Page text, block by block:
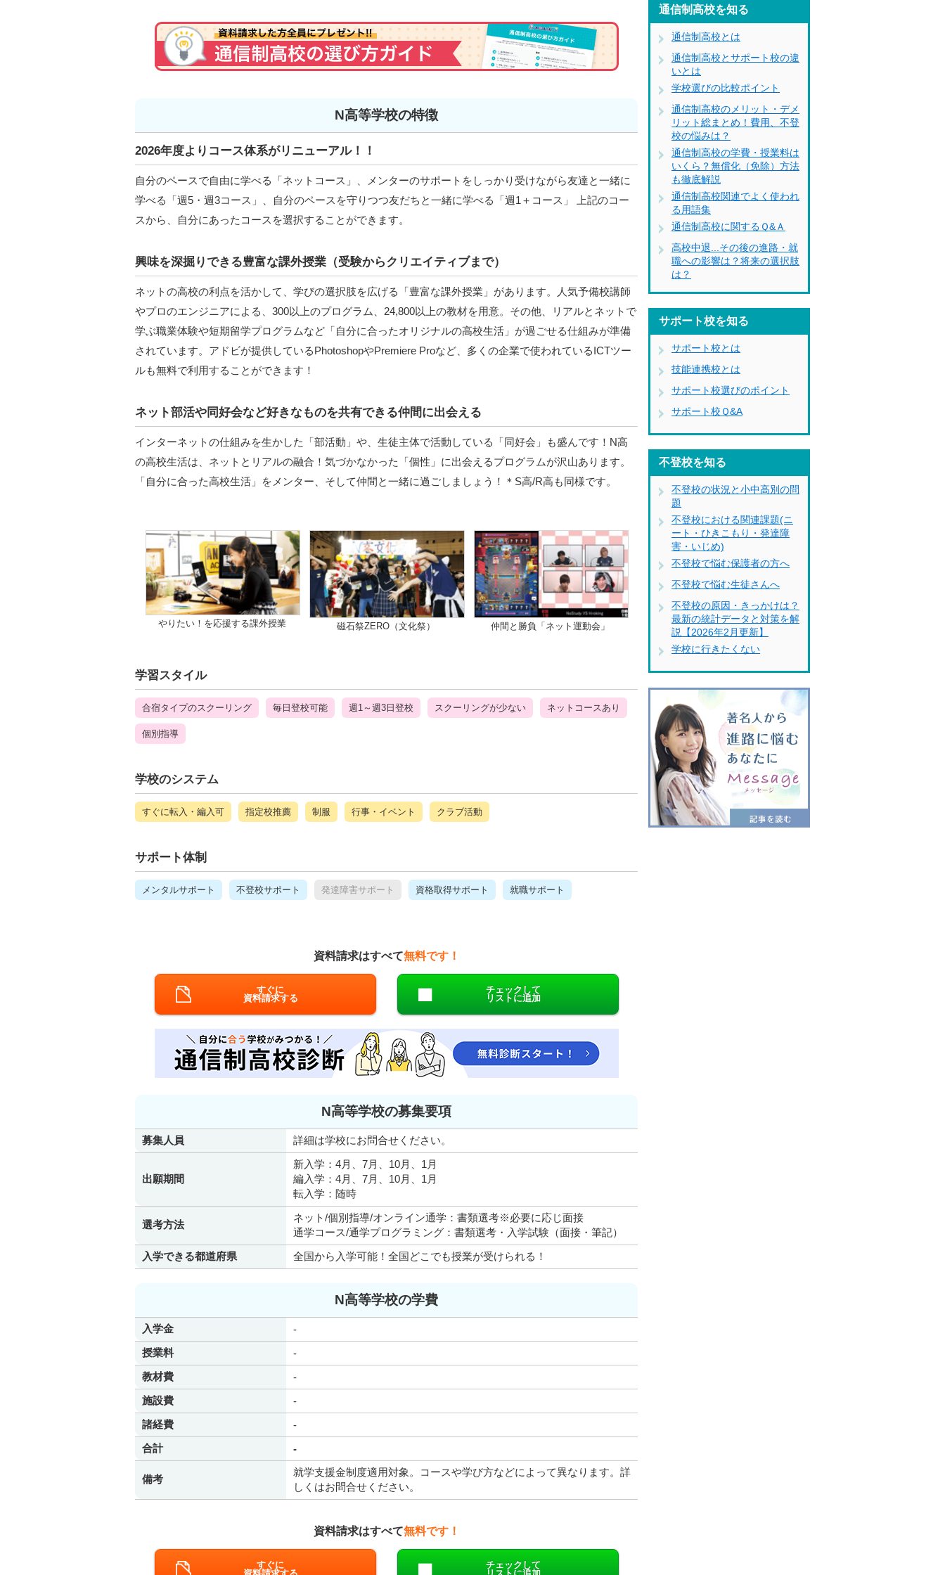
N高等学校の特徴
2026年度よりコース体系がリニューアル！！
自分のペースで自由に学べる「ネットコース」、メンターのサポートをしっかり受けながら友達と一緒に
学べる「週5・週3コース」、自分のペースを守りつつ友だちと一緒に学べる「週1＋コース」 上記のコー
スから、自分にあったコースを選択することができます。
興味を深掘りできる豊富な課外授業（受験からクリエイティブまで）
ネットの高校の利点を活かして、学びの選択肢を広げる「豊富な課外授業」があります。人気予備校講師
やプロのエンジニアによる、300以上のプログラム、24,800以上の教材を用意。その他、リアルとネットで
学ぶ職業体験や短期留学プログラムなど「自分に合ったオリジナルの高校生活」が過ごせる仕組みが準備
されています。アドビが提供しているPhotoshopやPremiere Proなど、多くの企業で使われているICTツー
ルも無料で利用することができます！
ネット部活や同好会など好きなものを共有できる仲間に出会える
インターネットの仕組みを生かした「部活動」や、生徒主体で活動している「同好会」も盛んです！N高
の高校生活は、ネットとリアルの融合！気づかなかった「個性」に出会えるプログラムが沢山あります。
「自分に合った高校生活」をメンター、そして仲間と一緒に過ごしましょう！＊S高/R高も同様です。
やりたい！を応援する課外授業 磁石祭ZERO（文化祭） 仲間と勝負「ネット運動会」
学習スタイル
合宿タイプのスクーリング 毎日登校可能 週1～週3日登校 スクーリングが少ない ネットコースあり
個別指導
学校のシステム
すぐに転入・編入可 指定校推薦 制服 行事・イベント クラブ活動
サポート体制
メンタルサポート 不登校サポート 発達障害サポート 資格取得サポート 就職サポート
資料請求はすべて無料です！
すぐに
資料請求する
チェックして
リストに追加
N高等学校の募集要項
募集人員 詳細は学校にお問合せください。
出願期間
新入学：4月、7月、10月、1月
編入学：4月、7月、10月、1月
転入学：随時
選考方法
ネット/個別指導/オンライン通学：書類選考※必要に応じ面接
通学コース/通学プログラミング：書類選考・入学試験（面接・筆記）
入学できる都道府県
全国から入学可能！全国どこでも授業が受けられる！
N高等学校の学費
入学金
-
授業料
-
教材費
-
施設費
-
諸経費
-
合計
-
備考
就学支援金制度適用対象。コースや学び方などによって異なります。詳
しくはお問合せください。
資料請求はすべて無料です！
すぐに
チェックして
通信制高校を知る
通信制高校とは
通信制高校とサポート校の違
いとは
学校選びの比較ポイント
通信制高校のメリット・デメ
リット総まとめ！費用、不登
校の悩みは？
通信制高校の学費・授業料は
いくら？無償化（免除）方法
も徹底解説
通信制高校関連でよく使われ
る用語集
通信制高校に関するＱ&Ａ
高校中退...その後の進路・就
職への影響は？将来の選択肢
は？
サポート校を知る
サポート校とは
技能連携校とは
サポート校選びのポイント
サポート校Ｑ&A
不登校を知る
不登校の状況と小中高別の問
題
不登校における関連課題(ニ
ート・ひきこもり・発達障
害・いじめ)
不登校で悩む保護者の方へ
不登校で悩む生徒さんへ
不登校の原因・きっかけは？
最新の統計データと対策を解
説【2026年2月更新】
学校に行きたくない